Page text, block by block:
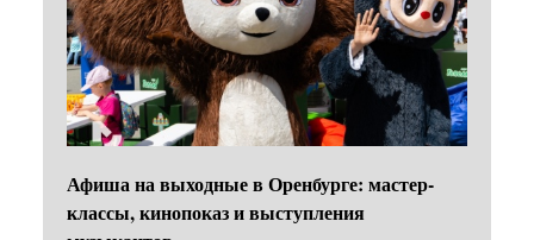
Афиша на выходные в Оренбурге: мастер-
классы, кинопоказ и выступления